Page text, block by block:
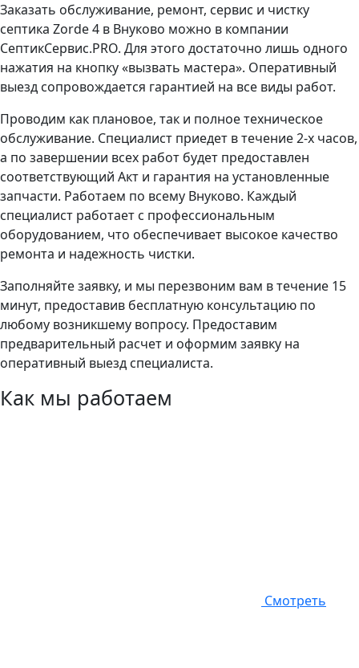
Заказать обслуживание, ремонт, сервис и чистку
септика Zorde 4 в Внуково можно в компании
СептикСервис.PRO. Для этого достаточно лишь одного
нажатия на кнопку «вызвать мастера». Оперативный
выезд сопровождается гарантией на все виды работ.
Проводим как плановое, так и полное техническое
обслуживание. Специалист приедет в течение 2-х часов,
а по завершении всех работ будет предоставлен
соответствующий Акт и гарантия на установленные
запчасти. Работаем по всему Внуково. Каждый
специалист работает с профессиональным
оборудованием, что обеспечивает высокое качество
ремонта и надежность чистки.
Заполняйте заявку, и мы перезвоним вам в течение 15
минут, предоставив бесплатную консультацию по
любому возникшему вопросу. Предоставим
предварительный расчет и оформим заявку на
оперативный выезд специалиста.
Как мы работаем
Смотреть